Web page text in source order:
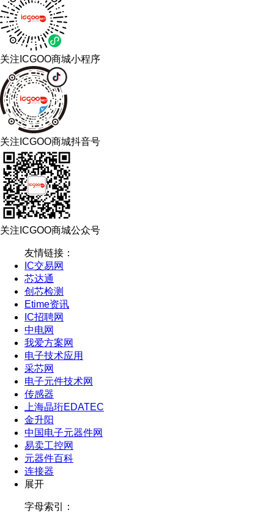
关注ICGOO商城小程序
关注ICGOO商城抖音号
关注ICGOO商城公众号
友情链接：
IC交易网
芯达通
创芯检测
Etime资讯
IC招聘网
中电网
我爱方案网
电子技术应用
采芯网
电子元件技术网
传感器
上海晶珩EDATEC
金升阳
中国电子元器件网
易卖工控网
元器件百科
连接器
展开
字母索引：